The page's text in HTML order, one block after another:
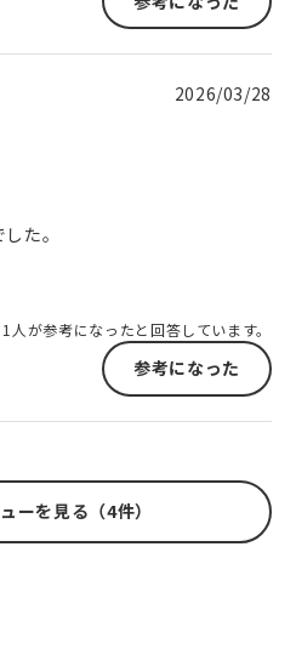
2026/03/28
た。
1人が参考になったと回答しています。
参考になった
ーを見る（4件）